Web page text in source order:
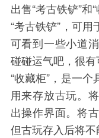
出售“考古铁铲”和“
“考古铁铲”，可
可看到一些小道
碰碰运气吧，很有
“收藏柜”，是一
用来存放古玩。
出操作界面。将
但古玩存入后将不